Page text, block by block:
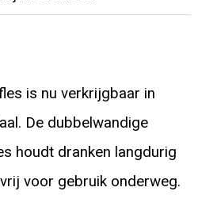
is nu verkrijgbaar in
De dubbelwandige
houdt dranken langdurig
voor gebruik onderweg.